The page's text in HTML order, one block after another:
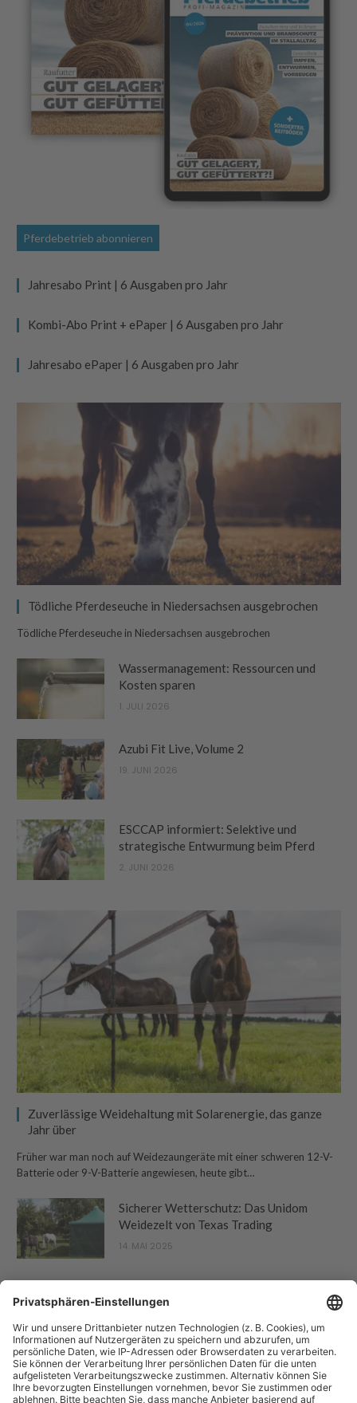
Pferdebetrieb abonnieren
Jahresabo Print | 6 Ausgaben pro Jahr
Kombi-Abo Print + ePaper | 6 Ausgaben pro Jahr
Jahresabo ePaper | 6 Ausgaben pro Jahr
Tödliche Pferdeseuche in Niedersachsen ausgebrochen
Tödliche Pferdeseuche in Niedersachsen ausgebrochen
Wassermanagement: Ressourcen und
Kosten sparen
1. JULI 2026
Azubi Fit Live, Volume 2
19. JUNI 2026
ESCCAP informiert: Selektive und
strategische Entwurmung beim Pferd
2. JUNI 2026
Zuverlässige Weidehaltung mit Solarenergie, das ganze
Jahr über
Früher war man noch auf Weidezaungeräte mit einer schweren 12-V-
Batterie oder 9-V-Batterie angewiesen, heute gibt…
Sicherer Wetterschutz: Das Unidom
Weidezelt von Texas Trading
14. MAI 2025